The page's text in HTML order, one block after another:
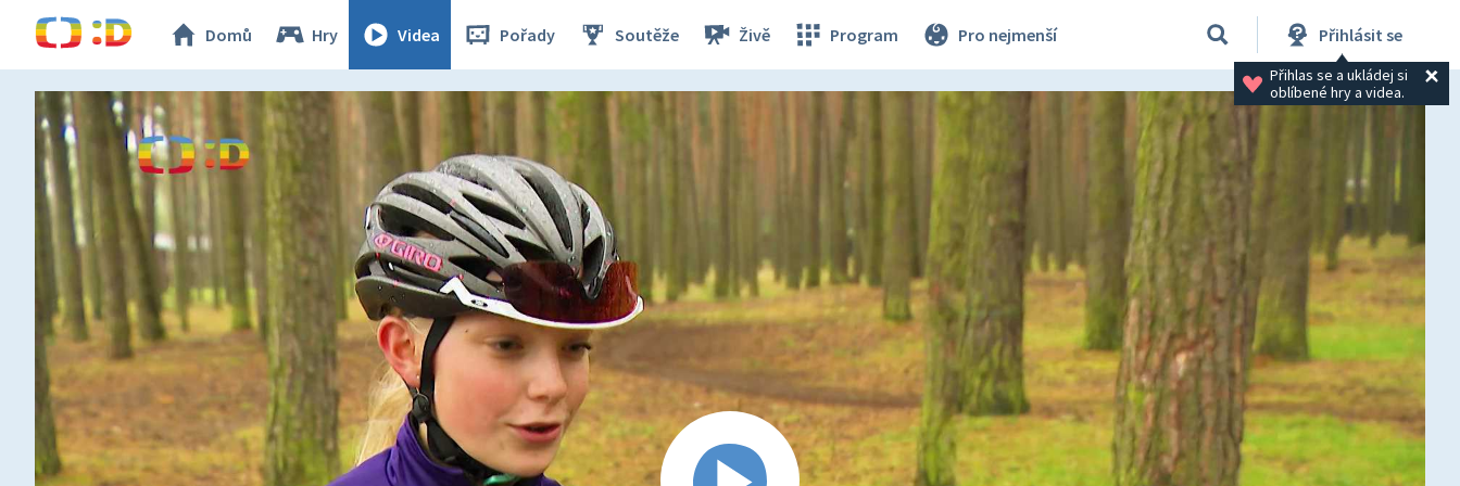
Domů Hry Videa Pořady Soutěže Živě Program Pro nejmenší Přihlásit se
Přihlas se a ukládej si
oblíbené hry a videa.